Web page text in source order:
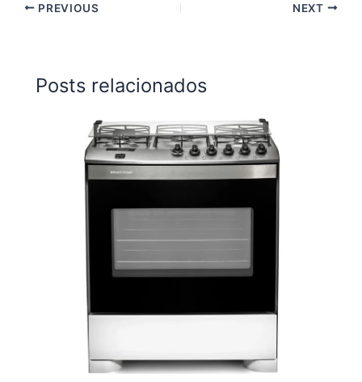
PREVIOUS NEXT
Posts relacionados